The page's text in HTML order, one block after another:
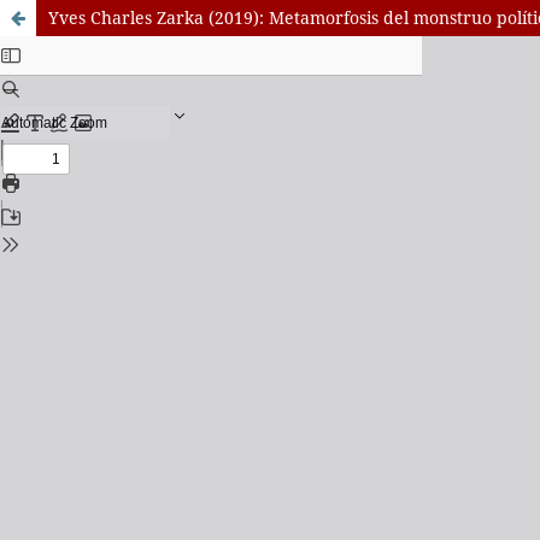
Yves Charles Zarka (2019): Metamorfosis del monstruo